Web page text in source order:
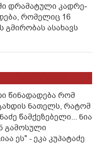
დრა­მა­ტუ­ლი კად­რე­
რომელიც 16
გმირობას ასახავს
წინადადება რომ
ნათელს, რატომ
წამქეზებელი... ნია
გამოსული
ეს" - ეკა კუპატაძე